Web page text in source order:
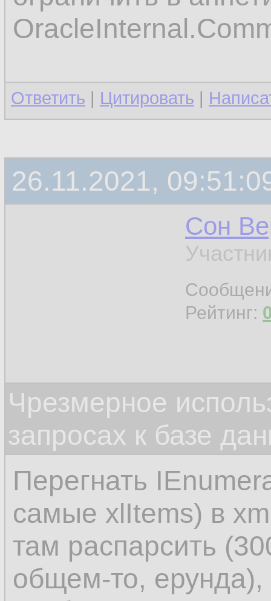
23.
25.
26.
27.
Ответить | Цитировать |
26.11.2021,
Сон
Рейтинг:
Чрезмерное
запросах к базе
Перегнать
самые xlItems) в
там распарсить
общем-то, ерунда),